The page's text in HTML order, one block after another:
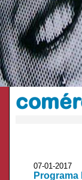
07-01-
Programa